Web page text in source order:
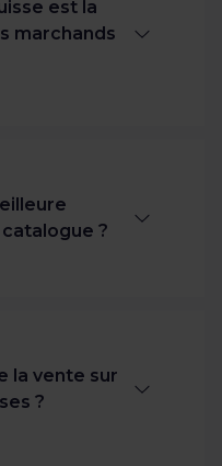
est la
marchands
?
en revanche,
bien sur
la vente sur
?